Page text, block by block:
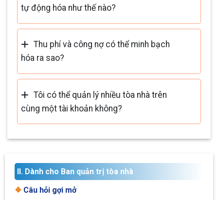
tự động hóa như thế nào?
Thu phí và công nợ có thể minh bạch
hóa ra sao?
Tôi có thể quản lý nhiều tòa nhà trên
cùng một tài khoản không?
II. Dành cho Ban quản trị tòa nhà
❖ Câu hỏi gợi mở